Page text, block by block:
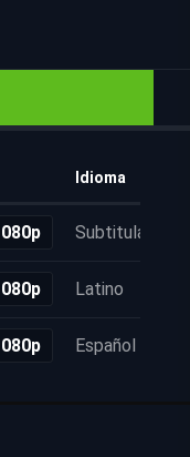
Idioma
Subtitulada
Latino
Español